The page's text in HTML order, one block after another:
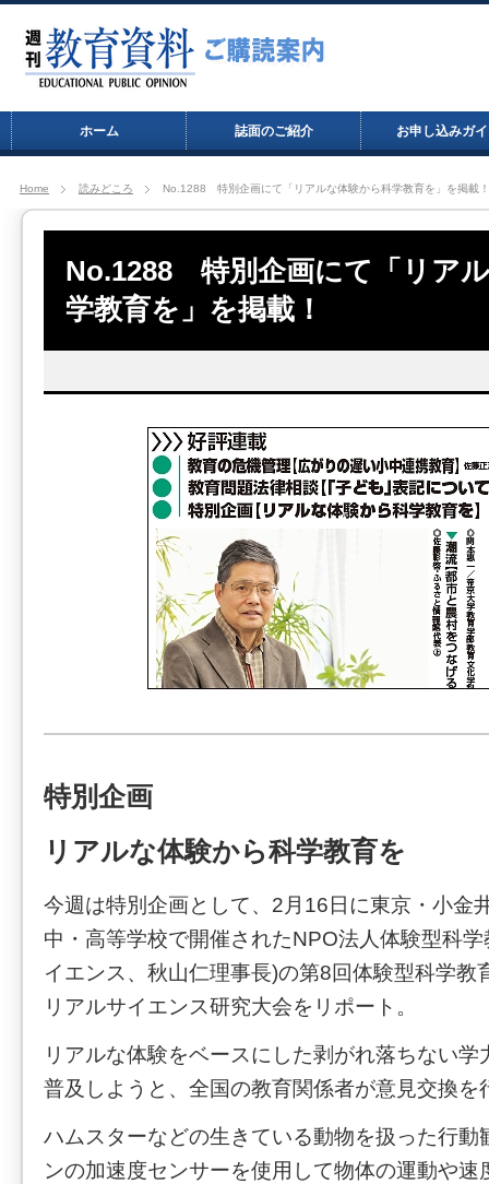
ホーム 誌面のご紹介 お申し込みガ
Home 読みどころ No.1288 特別企画にて「リアルな体験から科学教育を」を掲載！
No.1288 特別企画にて「リア
学教育を」を掲載！
特別企画
リアルな体験から科学教育を
今週は特別企画として、2月16日に東京・小金
中・高等学校で開催されたNPO法人体験型科
イエンス、秋山仁理事長)の第8回体験型科学教
リアルサイエンス研究大会をリポート。
リアルな体験をベースにした剥がれ落ちない
普及しようと、全国の教育関係者が意見交換を
ハムスターなどの生きている動物を扱った行動
ンの加速度センサーを使用して物体の運動や速